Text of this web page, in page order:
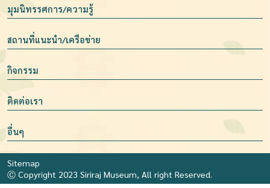
มุมนิทรรศการ/ความรู้
สถานที่แนะนำ/เครือข่าย
กิจกรรม
ติดต่อเรา
อื่นๆ
Sitemap
Ⓒ Copyright 2023 Siriraj Museum, All right Reserved.